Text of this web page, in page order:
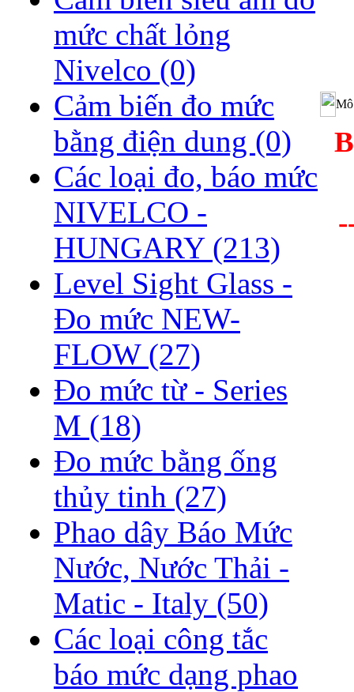
mức chất lỏng
Nivelco (0)
Cảm biến đo mức
bằng điện dung (0)
Các loại đo, báo mức
NIVELCO -
HUNGARY (213)
Level Sight Glass -
Đo mức NEW-
FLOW (27)
Đo mức từ - Series
M (18)
Đo mức bằng ống
thủy tinh (27)
Phao dây Báo Mức
Nước, Nước Thải -
Matic - Italy (50)
Các loại công tắc
báo mức dạng phao
Mô